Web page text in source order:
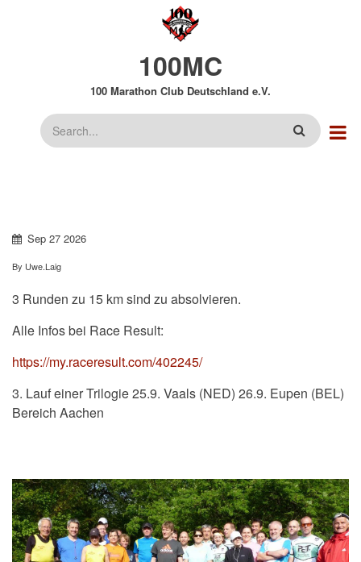
100MC
100 Marathon Club Deutschland e.V.
Suche
Sep 27 2026
By Uwe.Laig
3 Runden zu 15 km sind zu absolvieren.
Alle Infos bei Race Result:
https://my.raceresult.com/402245/
3. Lauf einer Trilogie 25.9. Vaals (NED) 26.9. Eupen (BEL)
Bereich Aachen